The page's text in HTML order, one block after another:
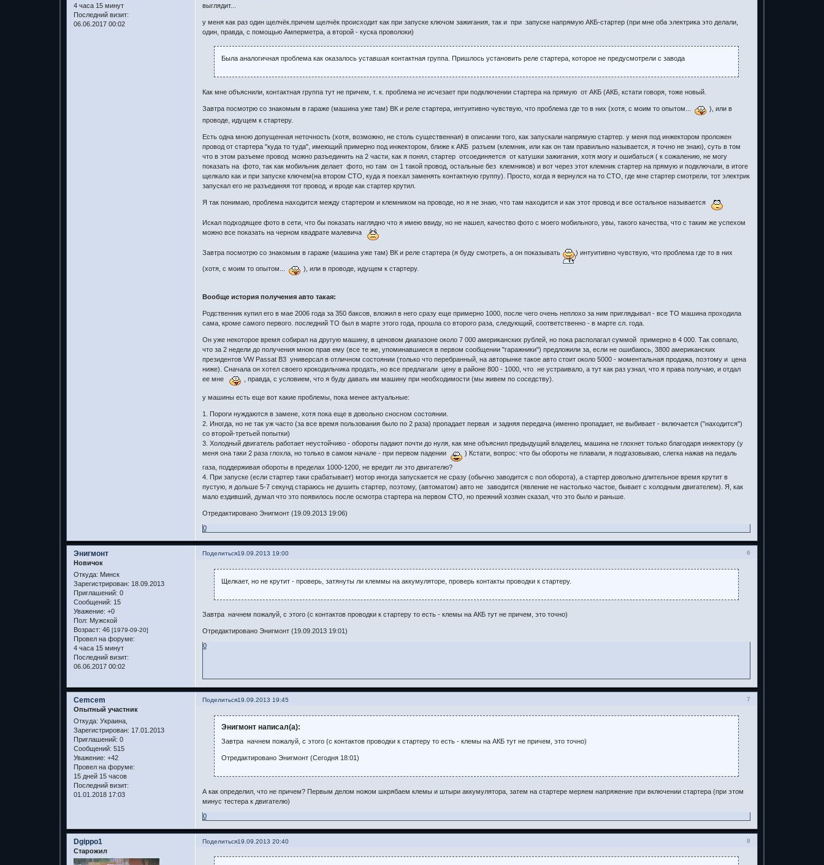
4 часа 15 минут
Последний визит:
06.06.2017 00:02
выглядит...
у меня как раз один щелчёк.причем щелчёк происходит как при запуске ключом зажигания, так и при запуске напрямую АКБ-стартер (при мне оба электрика это делали,
один, правда, с помощью Амперметра, а второй - куска проволоки)
Была аналогичная проблема как оказалось уставшая контактная группа. Пришлось установить реле стартера, которое не предусмотрели с завода
Как мне объяснили, контактная группа тут не причем, т. к. проблема не исчезает при подключении стартера на прямую от АКБ (АКБ, кстати говоря, тоже новый.
Завтра посмотрю со знакомым в гараже (машина уже там) ВК и реле стартера, интуитивно чувствую, что проблема где то в них (хотя, с моим то опытом...
), или в
проводе, идущем к стартеру.
Есть одна мною допущенная неточность (хотя, возможно, не столь существенная) в описании того, как запускали напрямую стартер. у меня под инжектором проложен
провод от стартера "куда то туда", имеющий примерно под инжектором, ближе к АКБ разъем (клемник, или как он там правильно называется, я точно не знаю), суть в том
что в этом разъеме провод можно разъединить на 2 части, как я понял, стартер отсоединяется от катушки зажигания, хотя могу и ошибаться ( к сожалению, не могу
показать на фото, так как мобильник делает фото, но там он 1 такой провод, остальные без клемников) и вот через этот клемник стартер на прямую и подключали, в итоге
щелкало как и при запуске ключем(на втором СТО, куда я поехал заменять контактную группу). Просто, когда я вернулся на то СТО, где мне стартер смотрели, тот электрик
запускал его не разъединяя тот провод, и вроде как стартер крутил.
Я так понимаю, проблема находится между стартером и клемником на проводе, но я не знаю, что там находится и как этот провод и все остальное называется
Искал подходящее фото в сети, что бы показать наглядно что я имею ввиду, но не нашел, качество фото с моего мобильного, увы, такого качества, что с таким же успехом
можно все показать на черном квадрате малевича
Завтра посмотрю со знакомым в гараже (машина уже там) ВК и реле стартера (я буду смотреть, а он показывать ) интуитивно чувствую, что проблема где то в них
(хотя, с моим то опытом... ), или в проводе, идущем к стартеру.
Вообще история получения авто такая:
Родственник купил его в мае 2006 года за 350 баксов, вложил в него сразу еще примерно 1000, после чего очень неплохо за ним приглядывал - все ТО машина проходила
сама, кроме самого первого. последний ТО был в марте этого года, прошла со второго раза, следующий, соответственно - в марте сл. года.
Он уже некоторое время собирал на другую машину, в ценовом диапазоне около 7 000 американских рублей, но пока располагал суммой примерно в 4 000. Так совпало,
что за 2 недели до получения мною прав ему (все те же, упоминавшиеся в первом сообщении "гаражники") предложили за, если не ошибаюсь, 3800 американских
президентов VW Passat B3 универсал в отличном состоянии (только что перебранный, на авторынке такое авто стоит около 5000 - моментальная продажа, поэтому и цена
ниже). Сначала он хотел своего крокодильчика продать, но все предлагали цену в районе 800 - 1000, что не устраивало, а тут как раз узнал, что я права получаю, и отдал
ее мне
, правда, с условием, что я буду давать им машину при необходимости (мы живем по соседству).
у машины есть еще вот какие проблемы, пока менее актуальные:
1. Пороги нуждаются в замене, хотя пока еще в довольно сносном состоянии.
2. Иногда, но не так уж часто (за все время пользования было по 2 раза) пропадает первая и задняя передача (именно пропадает, не выбивает - включается ("находится")
со второй-третьей попытки)
3. Холодный двигатель работает неустойчиво - обороты падают почти до нуля, как мне объяснил предыдущий владелец, машина не глохнет только благодаря инжектору (у
меня она таки 2 раза глохла, но только в самом начале - при первом падении
) Кстати, вопрос: что бы обороты не плавали, я подгазовываю, слегка нажав на педаль
газа, поддерживая обороты в пределах 1000-1200, не вредит ли это двигателю?
4. При запуске (если стартер таки срабатывает) мотор иногда запускается не сразу (обычно заводится с пол оборота), а стартер довольно длительное время крутит в
пустую, я дольше 5-7 секунд стараюсь не душить стартер, поэтому, (автоматом) авто не заводится (явление не настолько частое, бывает с холодным двигателем). Я, как
мало ездивший, думал что это появилось после осмотра стартера на первом СТО, но прежний хозяин сказал, что это было и раньше.
Отредактировано Энигмонт (19.09.2013 19:06)
0
Поделиться 6
19.09.2013 19:00
Энигмонт
Новичок
Откуда: Минск
Зарегистрирован: 18.09.2013
Приглашений: 0
Сообщений: 15
Уважение: +0
Пол: Мужской
Возраст: 46 [1979-09-20]
Провел на форуме:
4 часа 15 минут
Последний визит:
06.06.2017 00:02
Щелкает, но не крутит - проверь, затянуты ли клеммы на аккумуляторе, проверь контакты проводки к стартеру.
Завтра начнем пожалуй, с этого (с контактов проводки к стартеру то есть - клемы на АКБ тут не причем, это точно)
Отредактировано Энигмонт (19.09.2013 19:01)
0
Поделиться 7
19.09.2013 19:45
Cemcem
Опытный участник
Откуда: Украина,
Зарегистрирован: 17.01.2013
Приглашений: 0
Сообщений: 515
Уважение: +42
Провел на форуме:
15 дней 15 часов
Последний визит:
01.01.2018 17:03
Энигмонт написал(а):
Завтра начнем пожалуй, с этого (с контактов проводки к стартеру то есть - клемы на АКБ тут не причем, это точно)
Отредактировано Энигмонт (Сегодня 18:01)
А как определил, что не причем? Первым делом ножом шкрябаем клемы и штыри аккумулятора, затем на стартере меряем напряжение при включении стартера (при этом
минус тестера к двигателю)
0
Поделиться 8
19.09.2013 20:40
Dgippo1
Старожил